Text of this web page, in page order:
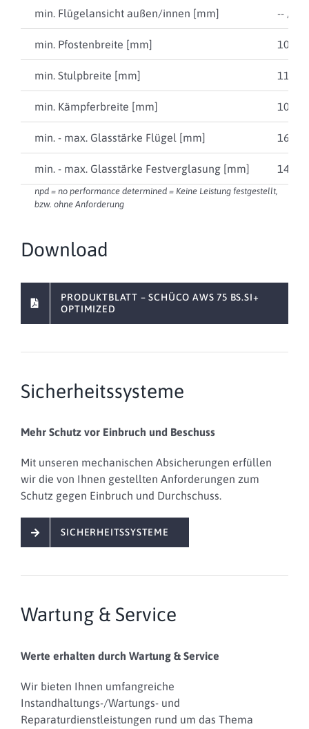
min. Flügelansicht außen/innen [mm] -- / 50
min. Pfostenbreite [mm] 100
min. Stulpbreite [mm] 112
min. Kämpferbreite [mm] 100
min. - max. Glasstärke Flügel [mm] 16 …
min. - max. Glasstärke Festverglasung [mm] 14 …
npd = no performance determined = Keine Leistung festgestellt,
bzw. ohne Anforderung
Download
PRODUKTBLATT – SCHÜCO AWS 75 BS.SI+
OPTIMIZED
Sicherheitssysteme
Mehr Schutz vor Einbruch und Beschuss
Mit unseren mechanischen Absicherungen erfüllen
wir die von Ihnen gestellten Anforderungen zum
Schutz gegen Einbruch und Durchschuss.
SICHERHEITSSYSTEME
Wartung & Service
Werte erhalten durch Wartung & Service
Wir bieten Ihnen umfangreiche
Instandhaltungs-/Wartungs- und
Reparaturdienstleistungen rund um das Thema